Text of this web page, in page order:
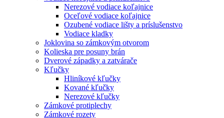
Nerezové vodiace koľajnice
Oceľové vodiace koľajnice
Ozubené vodiace lišty a príslušenstvo
Vodiace kladky
Joklovina so zámkovým otvorom
Kolieska pre posuny brán
Dverové západky a zatvárače
Kľučky
Hliníkové kľučky
Kované kľučky
Nerezové kľučky
Zámkové protiplechy
Zámkové rozety